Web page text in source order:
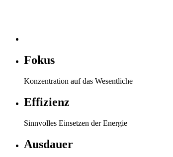
Fokus
Konzentration auf das Wesentliche
Effizienz
Sinnvolles Einsetzen der Energie
Ausdauer